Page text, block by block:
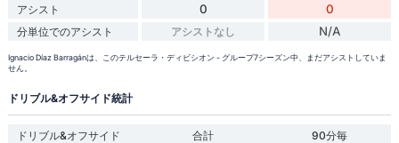
アシスト
0 0
分単位でのアシスト アシストなし N/A
Ignacio Díaz Barragánは、このテルセーラ・ディビシオン - グループ7シーズン中、まだアシストしていま
せん。
ドリブル&オフサイド統計
ドリブル&オフサイド 合計
90分毎